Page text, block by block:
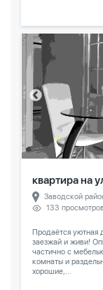
квартира на
Заводской
133 просмотров
Продаётся уютная
заезжай и живи!
частично с
комнаты и
хорошие,...